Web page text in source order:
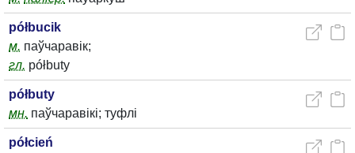
półbucik
м. паўчаравік;
гл. półbuty
półbuty
мн. паўчаравікі; туфлі
półcień